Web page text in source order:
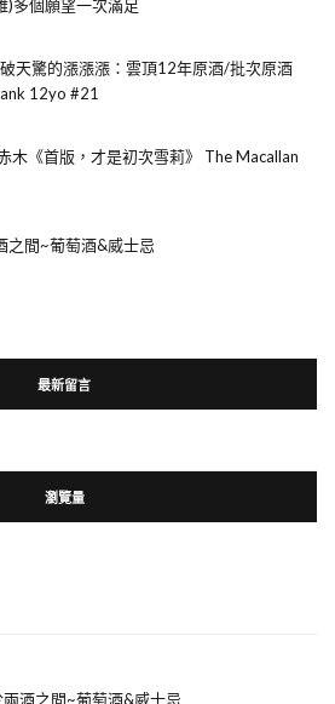
)多個願望一次滿足
天驚的漲漲漲：雲頂12年原酒/批次原酒
12yo #21
木《首版，才是初次雪莉》 The Macallan
之間~葡萄酒&威士忌
最新留言
瀏覽量
兩酒之間~葡萄酒&威士忌